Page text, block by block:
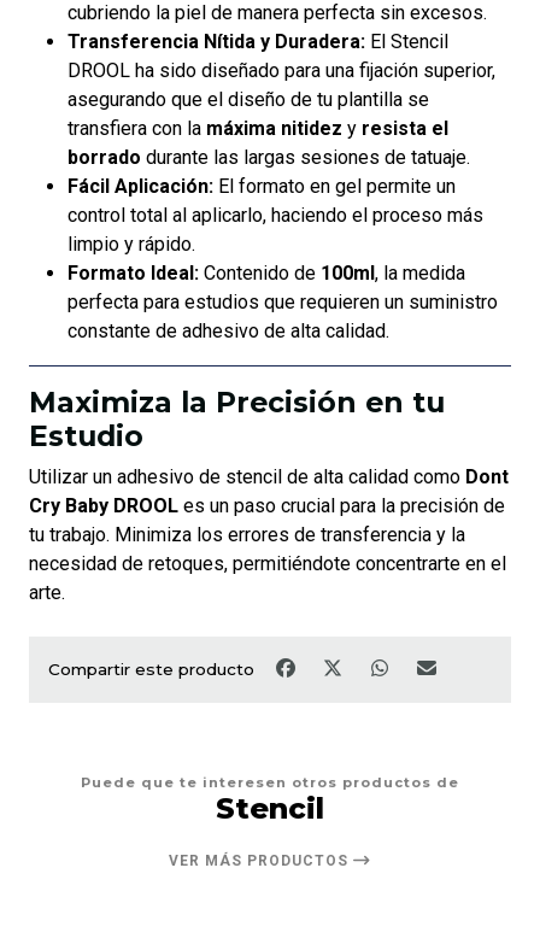
cubriendo la piel de manera perfecta sin excesos.
Transferencia Nítida y Duradera: El Stencil
DROOL ha sido diseñado para una fijación superior,
asegurando que el diseño de tu plantilla se
transfiera con la máxima nitidez y resista el
borrado durante las largas sesiones de tatuaje.
Fácil Aplicación: El formato en gel permite un
control total al aplicarlo, haciendo el proceso más
limpio y rápido.
Formato Ideal: Contenido de 100ml , la medida
perfecta para estudios que requieren un suministro
constante de adhesivo de alta calidad.
Maximiza la Precisión en tu
Estudio
Utilizar un adhesivo de stencil de alta calidad como Dont
Cry Baby DROOL es un paso crucial para la precisión de
tu trabajo. Minimiza los errores de transferencia y la
necesidad de retoques, permitiéndote concentrarte en el
arte.
Compartir este producto
Puede que te interesen otros productos de
Stencil
VER MÁS PRODUCTOS